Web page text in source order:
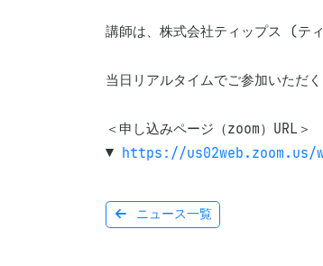
講師は、株式会社ティップス (テ
当日リアルタイムでご参加いただ
＜申し込みページ（zoom）URL＞
▼ https://us02web.zoom.us/
ニュース一覧